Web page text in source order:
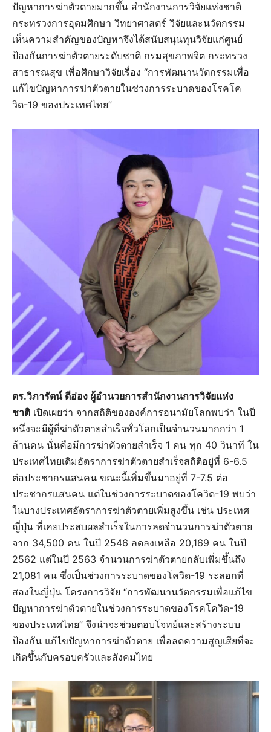
ปัญหาการฆ่าตัวตายมากขึ้น สำนักงานการวิจัยแห่งชาติ
กระทรวงการอุดมศึกษา วิทยาศาสตร์ วิจัยและนวัตกรรม
เห็นความสำคัญของปัญหาจึงได้สนับสนุนทุนวิจัยแก่ศูนย์
ป้องกันการฆ่าตัวตายระดับชาติ กรมสุขภาพจิต กระทรวง
สาธารณสุข เพื่อศึกษาวิจัยเรื่อง “การพัฒนานวัตกรรมเพื่อ
แก้ไขปัญหาการฆ่าตัวตายในช่วงการระบาดของโรคโค
วิด-19 ของประเทศไทย”
ดร.วิภารัตน์ ดีอ่อง ผู้อำนวยการสำนักงานการวิจัยแห่ง
ชาติ เปิดเผยว่า จากสถิติขององค์การอนามัยโลกพบว่า ในปี
หนึ่งจะมีผู้ที่ฆ่าตัวตายสำเร็จทั่วโลกเป็นจำนวนมากกว่า 1
ล้านคน นั่นคือมีการฆ่าตัวตายสำเร็จ 1 คน ทุก 40 วินาที ใน
ประเทศไทยเดิมอัตราการฆ่าตัวตายสำเร็จสถิติอยู่ที่ 6-6.5
ต่อประชากรแสนคน ขณะนี้เพิ่มขึ้นมาอยู่ที่ 7-7.5 ต่อ
ประชากรแสนคน แต่ในช่วงการระบาดของโควิด-19 พบว่า
ในบางประเทศอัตราการฆ่าตัวตายเพิ่มสูงขึ้น เช่น ประเทศ
ญี่ปุ่น ที่เคยประสบผลสำเร็จในการลดจำนวนการฆ่าตัวตาย
จาก 34,500 คน ในปี 2546 ลดลงเหลือ 20,169 คน ในปี
2562 แต่ในปี 2563 จำนวนการฆ่าตัวตายกลับเพิ่มขึ้นถึง
21,081 คน ซึ่งเป็นช่วงการระบาดของโควิด-19 ระลอกที่
สองในญี่ปุ่น โครงการวิจัย “การพัฒนานวัตกรรมเพื่อแก้ไข
ปัญหาการฆ่าตัวตายในช่วงการระบาดของโรคโควิด-19
ของประเทศไทย” จึงน่าจะช่วยตอบโจทย์และสร้างระบบ
ป้องกัน แก้ไขปัญหาการฆ่าตัวตาย เพื่อลดความสูญเสียที่จะ
เกิดขึ้นกับครอบครัวและสังคมไทย